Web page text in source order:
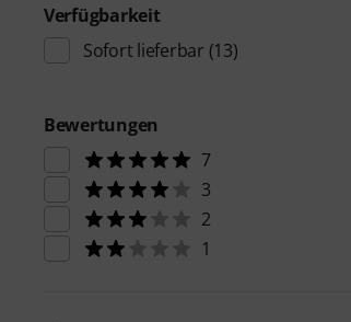
Verfügbarkeit
Sofort lieferbar (13)
Bewertungen
7
3
2
1